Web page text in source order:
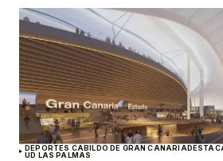
DEPORTES CABILDO DE GRAN CANARIA
UD LAS PALMAS